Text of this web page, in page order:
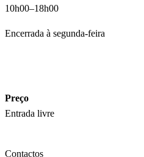
10h00–18h00
Encerrada à segunda-feira
Preço
Entrada livre
Contactos